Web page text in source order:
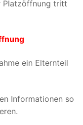
Platzöffnung tritt
ein Elternteil
Informationen so